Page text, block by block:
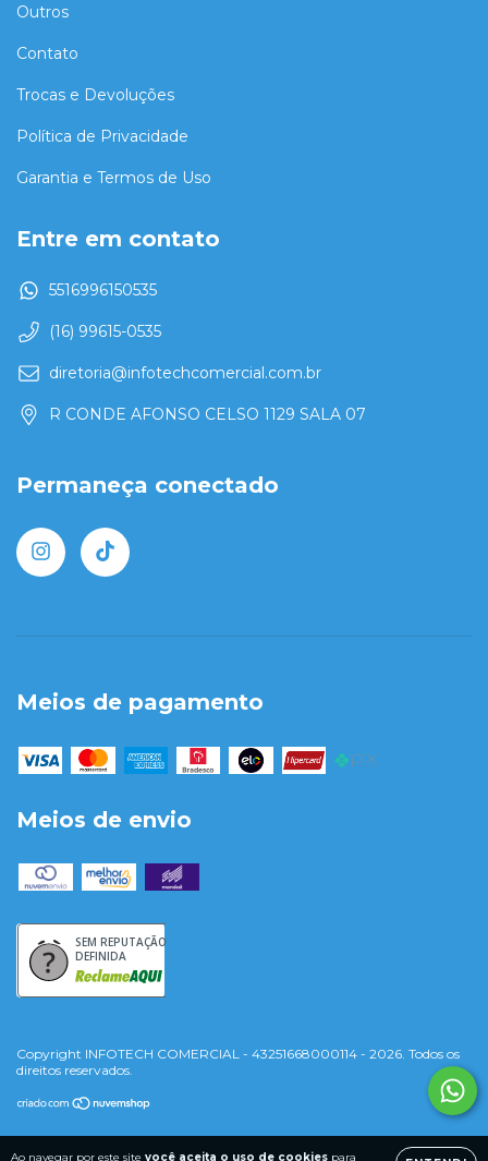
Ao navegar por este site você aceita o uso de cookies para
Outros
Contato
Trocas e Devoluções
Política de Privacidade
Garantia e Termos de Uso
Entre em contato
5516996150535
(16) 99615-0535
diretoria@infotechcomercial.com.br
R CONDE AFONSO CELSO 1129 SALA 07
Permaneça conectado
Meios de pagamento
Meios de envio
SEM REPUTAÇÃO
DEFINIDA
Copyright INFOTECH COMERCIAL - 43251668000114 - 2026. Todos os
direitos reservados.